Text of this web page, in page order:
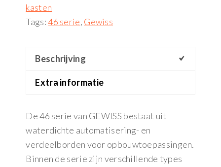
kasten
Tags:46 serie, Gewiss
Beschrijving
Extra informatie
De 46 serie van GEWISS bestaat uit
waterdichte automatisering- en
verdeelborden voor opbouwtoepassingen.
Binnen de serie zijn verschillende types